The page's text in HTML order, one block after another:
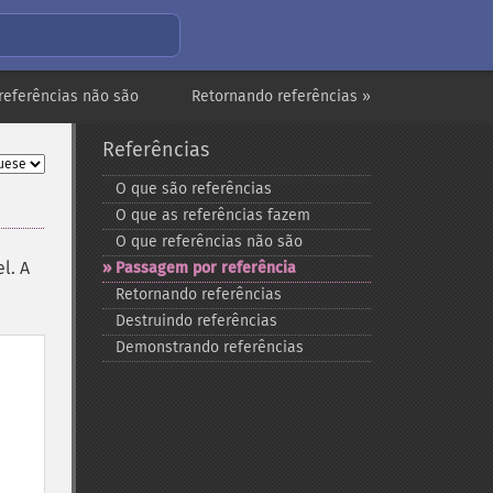
Retornando referências »
não são
A
Referências
O que são referências
O que as referências fazem
O que referências não são
Passagem por referência
Retornando referências
Destruindo referências
Demonstrando referências